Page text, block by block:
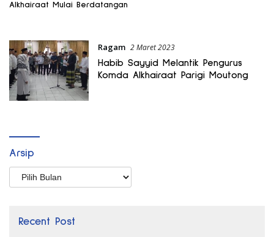
Alkhairaat Mulai Berdatangan
Ragam 2 Maret 2023
Habib Sayyid Melantik Pengurus
Komda Alkhairaat Parigi Moutong
Arsip
Arsip
Recent Post